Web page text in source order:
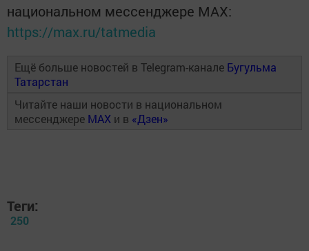
национальном мессенджере MАХ:
https://max.ru/tatmedia
Ещё больше новостей в Telegram-канале Бугульма
Татарстан
Читайте наши новости в национальном
мессенджере MAX и в «Дзен»
Теги:
250